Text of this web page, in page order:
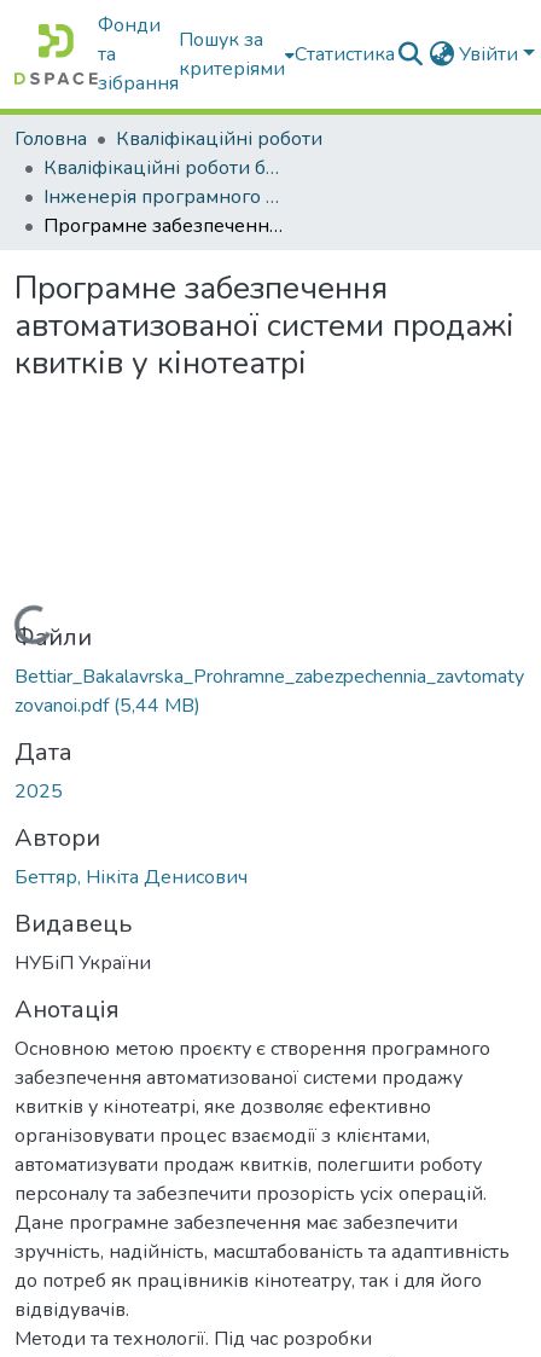
Фонди
та
зібрання
Пошук за
критеріями
Статистика Увійти
Головна
Кваліфікаційні роботи
Кваліфікаційні роботи бакалаврів
Інженерія програмного забезпечення
Програмне забезпечення автоматизованої системи продажі квитків у кінотеатрі
Програмне забезпечення
автоматизованої системи продажі
квитків у кінотеатрі
Файли
Bettiar_Bakalavrska_Prohramne_zabezpechennia_zavtomaty
zovanoi.pdf(5,44 MB)
Дата
2025
Автори
Беттяр, Нікіта Денисович
Видавець
НУБіП України
Анотація
Основною метою проєкту є створення програмного
забезпечення автоматизованої системи продажу
квитків у кінотеатрі, яке дозволяє ефективно
організовувати процес взаємодії з клієнтами,
автоматизувати продаж квитків, полегшити роботу
персоналу та забезпечити прозорість усіх операцій.
Дане програмне забезпечення має забезпечити
зручність, надійність, масштабованість та адаптивність
до потреб як працівників кінотеатру, так і для його
відвідувачів.
Методи та технології. Під час розробки